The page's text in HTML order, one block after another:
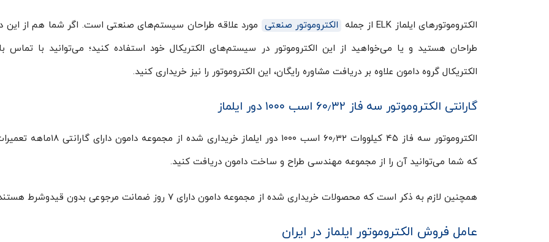
الکتروموتورهای ایلماز ELK از جمله الکتروموتور صنعتی مورد علاقه طراحان سیستم‌های صنعتی است. اگر شما هم از این
طراحان هستید و یا می‌خواهید از این الکتروموتور در سیستم‌های الکتریکال خود استفاده کنید؛ می‌توانید با
الکتریکال گروه دامون علاوه بر دریافت مشاوره رایگان، این الکتروموتور را نیز خریداری کنید.
گارانتی الکتروموتور سه فاز ۶۰٫۳۲ اسب ۱۰۰۰ دور ایلماز
الکتروموتور سه فاز ۴۵ کیلووات ۶۰٫۳۲ اسب ۱۰۰۰ دور ایلماز خریداری شده از
که شما می‌توانید آن را از مجموعه مهندسی طراح و ساخت دامون دریافت کنید.
همچنین لازم به ذکر است که محصولات خریداری شده از مجموعه دامون دارای ۷ روز ضمانت مرجوعی بدون قیدوشرط هستند.
عامل فروش الکتروموتور ایلماز در ایران